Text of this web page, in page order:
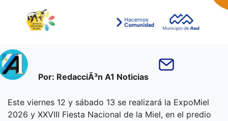
Por: RedacciÃ³n A1 Noticias
Este viernes 12 y sábado 13 se realizará la ExpoMiel
2026 y XXVIII Fiesta Nacional de la Miel, en el predio